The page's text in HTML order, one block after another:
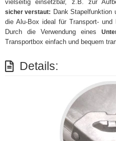
vielseitig einsetzbar, z.B. zur
sicher verstaut: Dank Stapelfunktion
die Alu-Box ideal für Transport- und
Durch die Verwendung eines
Transportbox einfach und bequem
Details: